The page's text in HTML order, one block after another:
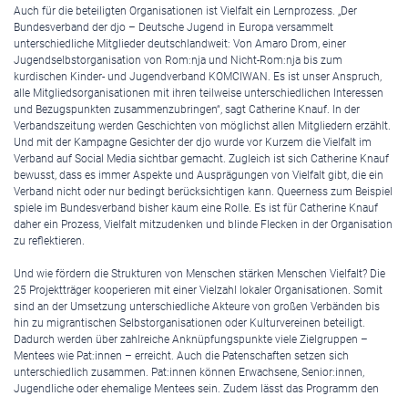
Auch für die beteiligten Organisationen ist Vielfalt ein Lernprozess. „Der
Bundesverband der djo – Deutsche Jugend in Europa versammelt
unterschiedliche Mitglieder deutschlandweit: Von Amaro Drom, einer
Jugendselbstorganisation von Rom:nja und Nicht-Rom:nja bis zum
kurdischen Kinder- und Jugendverband KOMCIWAN. Es ist unser Anspruch,
alle Mitgliedsorganisationen mit ihren teilweise unterschiedlichen Interessen
und Bezugspunkten zusammenzubringen“, sagt Catherine Knauf. In der
Verbandszeitung werden Geschichten von möglichst allen Mitgliedern erzählt.
Und mit der Kampagne Gesichter der djo wurde vor Kurzem die Vielfalt im
Verband auf Social Media sichtbar gemacht. Zugleich ist sich Catherine Knauf
bewusst, dass es immer Aspekte und Ausprägungen von Vielfalt gibt, die ein
Verband nicht oder nur bedingt berücksichtigen kann. Queerness zum Beispiel
spiele im Bundesverband bisher kaum eine Rolle. Es ist für Catherine Knauf
daher ein Prozess, Vielfalt mitzudenken und blinde Flecken in der Organisation
zu reflektieren.
Und wie fördern die Strukturen von Menschen stärken Menschen Vielfalt? Die
25 Projektträger kooperieren mit einer Vielzahl lokaler Organisationen. Somit
sind an der Umsetzung unterschiedliche Akteure von großen Verbänden bis
hin zu migrantischen Selbstorganisationen oder Kulturvereinen beteiligt.
Dadurch werden über zahlreiche Anknüpfungspunkte viele Zielgruppen –
Mentees wie Pat:innen – erreicht. Auch die Patenschaften setzen sich
unterschiedlich zusammen. Pat:innen können Erwachsene, Senior:innen,
Jugendliche oder ehemalige Mentees sein. Zudem lässt das Programm den